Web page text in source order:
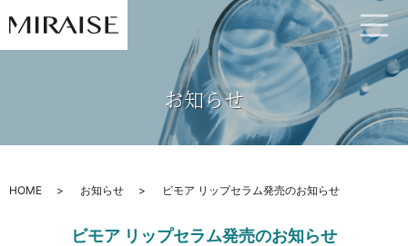
お知らせ
HOME お知らせ ビモア リップセラム発売のお知らせ
ビモア リップセラム発売のお知らせ